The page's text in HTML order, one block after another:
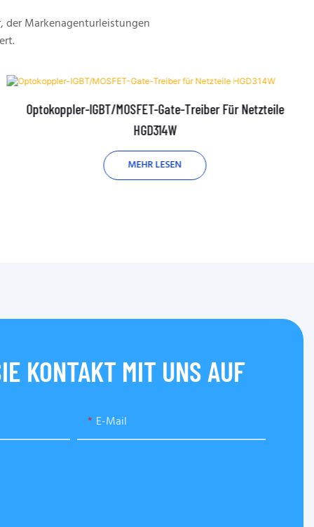
der Markenagenturleistungen
Optokoppler-IGBT/MOSFET-Gate-Treiber Für Netzteile
HGD314W
MEHR LESEN
KONTAKT MIT UNS AUF
E-Mail